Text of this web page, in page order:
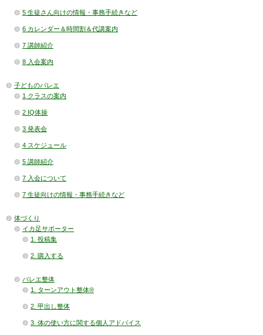
5 生徒さん向けの情報・事務手続きなど
6 カレンダー＆時間割＆代講案内
7 講師紹介
8 入会案内
子どものバレエ
1 クラスの案内
2 IQ体操
3 発表会
4 スケジュール
5 講師紹介
7 入会について
7 生徒向けの情報・事務手続きなど
体づくり
イカ足サポーター
1. 投稿集
2. 購入する
バレエ整体
1. ターンアウト整体®
2. 甲出し整体
3. 体の使い方に関する個人アドバイス